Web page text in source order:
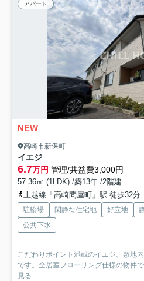
アパート
NEW
高崎市新保町
イエジ
6.7万円 管理/共益費3,000円
57.36㎡ (1LDK) /築13年 /2階建
上越線「高崎問屋町」駅 徒歩32分
駐輪場 閑静な住宅地 好立地
公共下水
こだわりポイント満載のイエジ。敷地
です。全居室フローリング仕様の物件
見る